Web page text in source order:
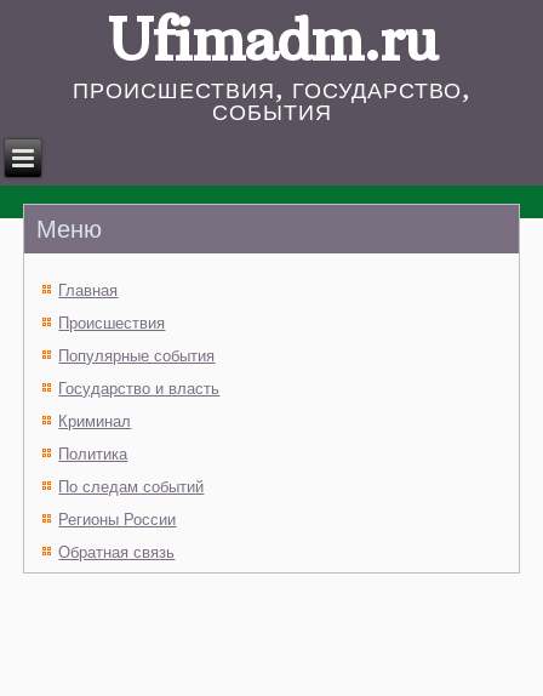
Ufimadm.ru
ПРОИСШЕСТВИЯ, ГОСУДАРСТВО,
СОБЫТИЯ
Меню
Главная
Происшествия
Популярные события
Государство и власть
Криминал
Политика
По следам событий
Регионы России
Обратная связь